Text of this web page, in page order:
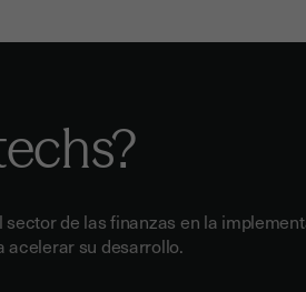
de las finanzas en la
acelerar su desarrollo.